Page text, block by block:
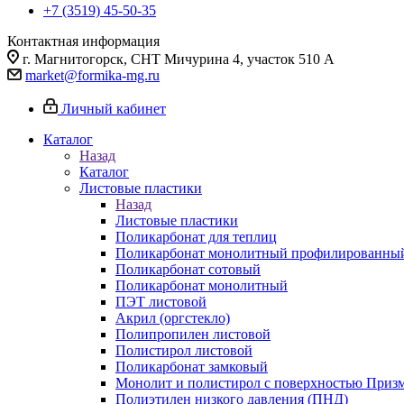
+7 (3519) 45-50-35
Контактная информация
г. Магнитогорск, СНТ Мичурина 4, участок 510 А
market@formika-mg.ru
Личный кабинет
Каталог
Назад
Каталог
Листовые пластики
Назад
Листовые пластики
Поликарбонат для теплиц
Поликарбонат монолитный
Поликарбонат сотовый
Поликарбонат монолитный
ПЭТ листовой
Акрил (оргстекло)
Полипропилен листовой
Полистирол листовой
Поликарбонат замковый
Монолит и полистирол с поверхностью
Полиэтилен низкого давления (ПНД)